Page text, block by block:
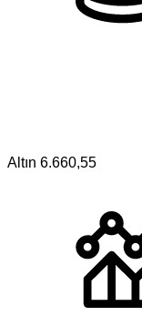
Altın 6.660,55